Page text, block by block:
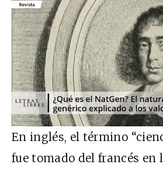
En inglés, el término
fue tomado del francés en